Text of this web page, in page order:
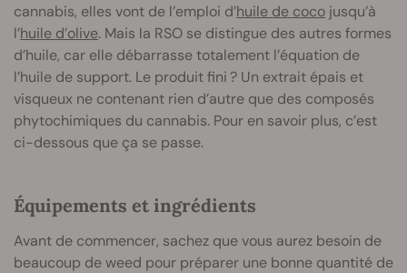
cannabis, elles vont de l’emploi d’huile de coco jusqu’à
l’huile d’olive. Mais la RSO se distingue des autres formes
d’huile, car elle débarrasse totalement l’équation de
l’huile de support. Le produit fini ? Un extrait épais et
visqueux ne contenant rien d’autre que des composés
phytochimiques du cannabis. Pour en savoir plus, c’est
ci-dessous que ça se passe.
Équipements et ingrédients
Avant de commencer, sachez que vous aurez besoin de
beaucoup de weed pour préparer une bonne quantité de